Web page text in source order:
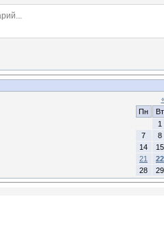
Пн
Вт
1
7
8
14
15
21
22
28
29